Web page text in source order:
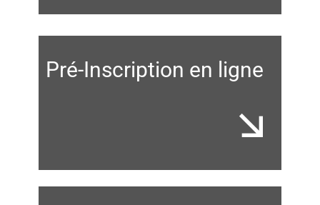
Pré-Inscription en ligne